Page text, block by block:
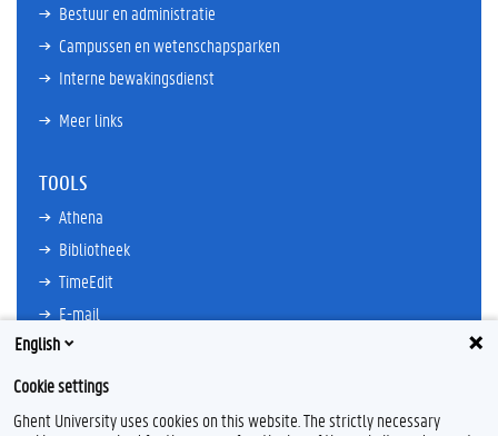
Bestuur en administratie
Campussen en wetenschapsparken
Interne bewakingsdienst
Meer links
TOOLS
Athena
Bibliotheek
TimeEdit
E-mail
Ufora
Oasis
Research Explorer
English
Cookie settings
Ghent University uses cookies on this website. The strictly necessary